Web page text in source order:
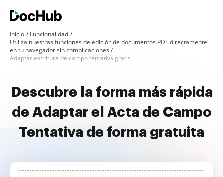
Inicio
Funcionalidad
Utiliza nuestras funciones de edición de documentos PDF directamente
en tu navegador sin complicaciones
Adaptar escritura de campo tentativa gratis
Descubre la forma más rápida
de Adaptar el Acta de Campo
Tentativa de forma gratuita